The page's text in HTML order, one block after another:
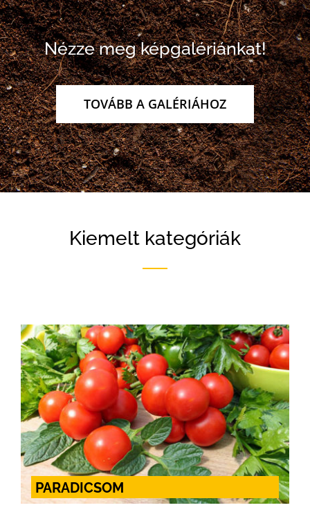
Nézze meg képgalériánkat!
TOVÁBB A GALÉRIÁHOZ
Kiemelt kategóriák
PARADICSOM